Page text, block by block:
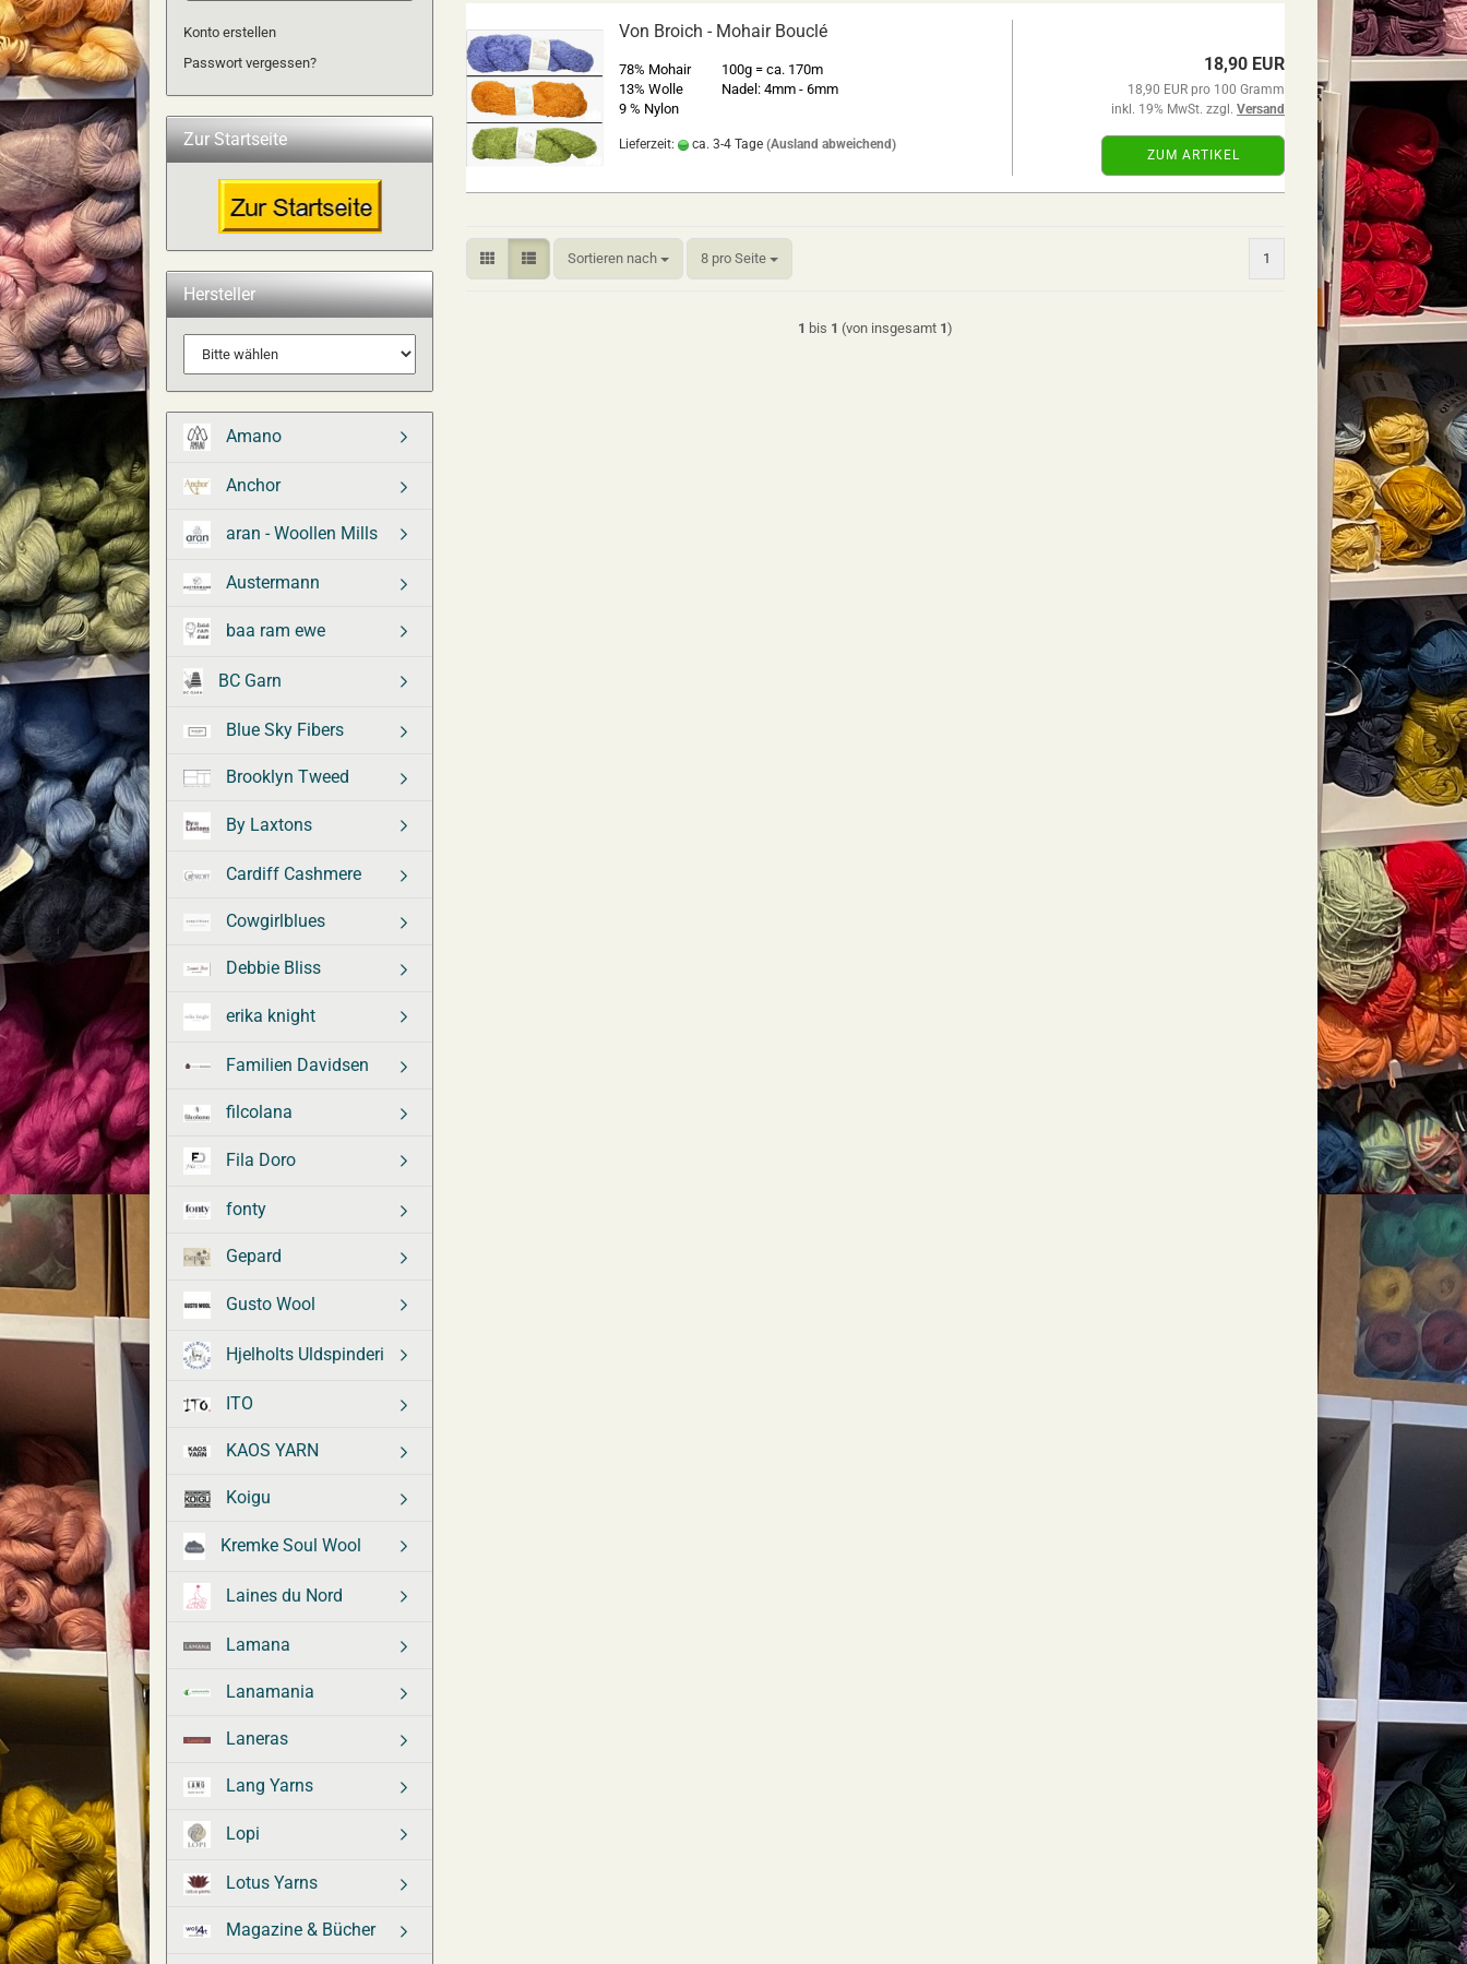
Von Broich - Mohair Bouclé
78% Mohair
100g = ca. 170m
13% Wolle
Nadel: 4mm - 6mm
9 % Nylon
Lieferzeit: ca. 3-4 Tage (Ausland abweichend)
18,90 EUR
18,90 EUR pro 100 Gramm
inkl. 19% MwSt. zzgl. Versand
ZUM ARTIKEL
Sortieren nach
Sortieren nach 8 pro Seite
pro Seite 1
1 bis 1 (von insgesamt 1)
Konto erstellen
Passwort vergessen?
Zur Startseite
Hersteller
Amano
Anchor
aran - Woollen Mills
Austermann
baa ram ewe
BC Garn
Blue Sky Fibers
Brooklyn Tweed
By Laxtons
Cardiff Cashmere
Cowgirlblues
Debbie Bliss
erika knight
Familien Davidsen
filcolana
Fila Doro
fonty
Gepard
Gusto Wool
Hjelholts Uldspinderi
ITO
KAOS YARN
Koigu
Kremke Soul Wool
Laines du Nord
Lamana
Lanamania
Laneras
Lang Yarns
Lopi
Lotus Yarns
Magazine & Bücher